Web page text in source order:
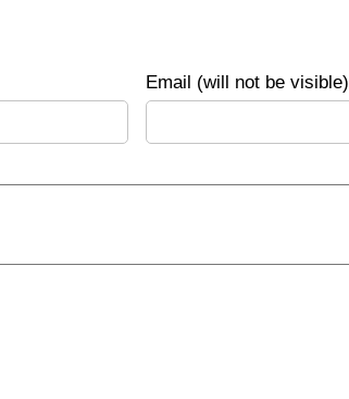
Email (will not be visible)